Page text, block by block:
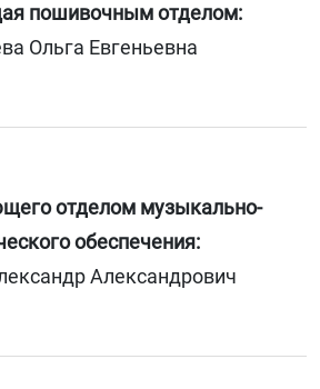
пошивочным отделом:
Ольга Евгеньевна
отделом музыкально-
обеспечения:
Александрович